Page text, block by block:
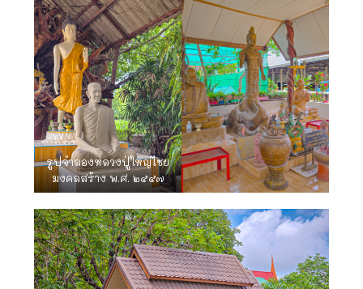
รูปจำลองหลวงปู่ใหญ่ไชย
มงคลสร้าง พ.ศ. ๒๕๕๗